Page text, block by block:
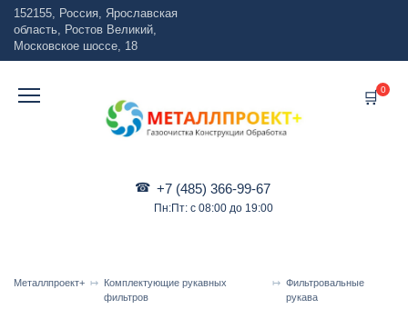
Перейти
содержанию
152155, Россия, Ярославская
область, Ростов Великий,
Московское шоссе, 18
+7 (485) 366-99-67
Пн:Пт: с 08:00 до 19:00
0
Металлпроект+
Комплектующие рукавных
фильтров
Фильтровальные
рукава